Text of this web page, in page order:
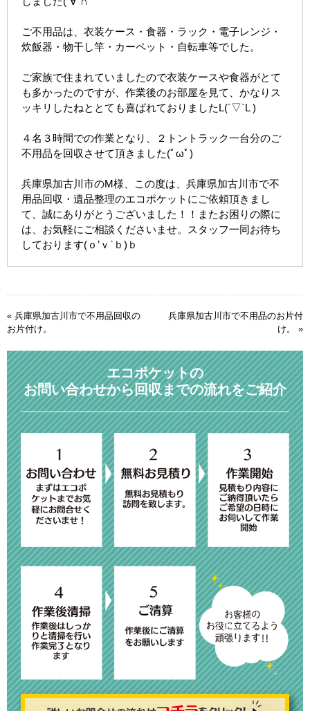
ご不用品は、衣装ケース・食器・ラック・電子レンジ・
炊飯器・物干し竿・カーペット・自転車等でした。
ご家族で住まれていましたので衣装ケースや食器がとて
も多かったのですが、作業後のお部屋を見て、かなりス
ッキリしたねととても喜ばれておりましたL(´▽`L )
４名３時間での作業となり、２トントラック一台分のご
不用品を回収させて頂きました(ﾟωﾟ)
兵庫県加古川市のM様、この度は、兵庫県加古川市で不
用品回収・遺品整理のエコポケットにご依頼頂きまし
て、誠にありがとうございました！！またお困りの際に
は、お気軽にご相談くださいませ。スタッフ一同お待ち
しております(ｏ’ｖ`ｂ)ｂ
« 兵庫県加古川市で不用品回収の
お片付け。
兵庫県加古川市で不用品のお片付
け。
»
エコポケットの
お問い合わせから回収までの流れをご紹介